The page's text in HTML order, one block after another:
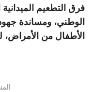
فرق التطعيم الميدانية
الوطني، ومساندة
الأطفال من الأمراض،